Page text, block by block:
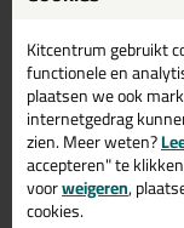
van EN 1504-9).
Geschikt voor
van EN 1504-9).
versterking
van mortel Het
buitentoepassingen.
Structurele
Kitcentrum gebruikt
functionele en
plaatsen we ook
internetgedrag
zien. Meer weten?
accepteren" te
voorweigeren,
cookies.